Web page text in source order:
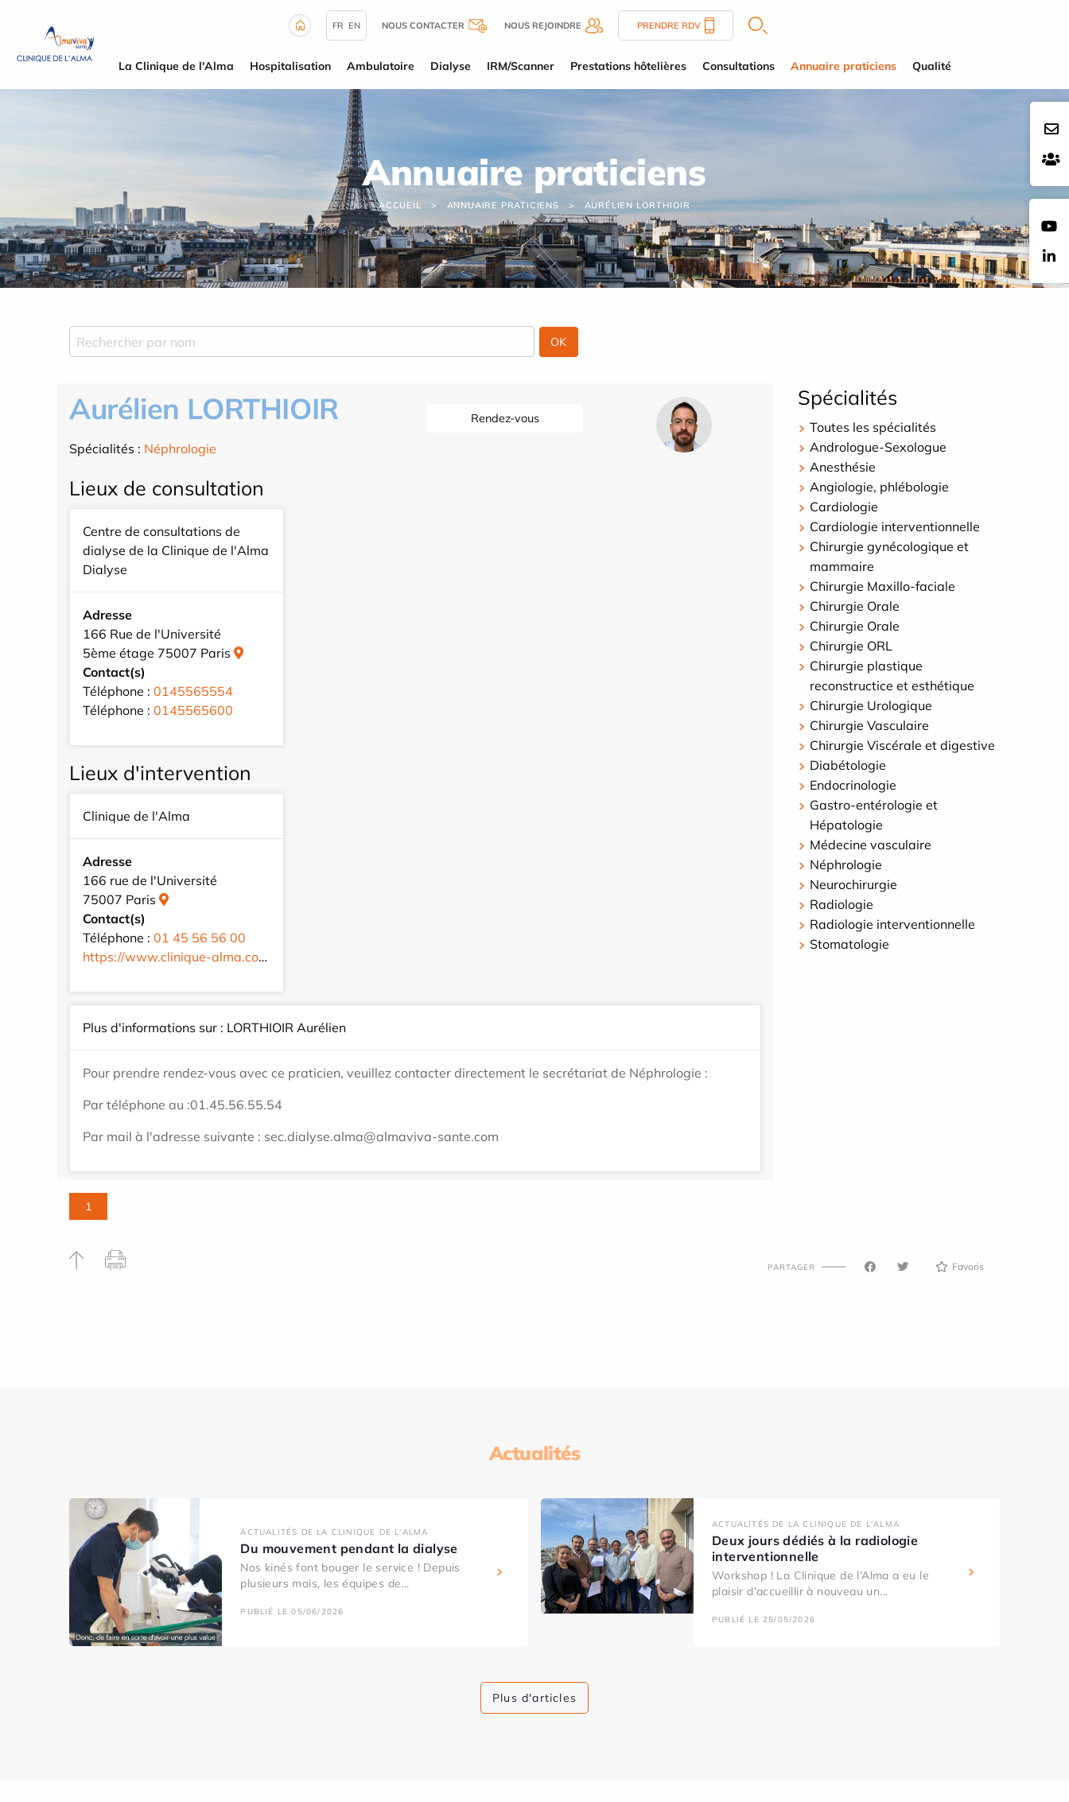
FR EN NOUS CONTACTER NOUS REJOINDRE PRENDRE RDV
La Clinique de l'Alma Hospitalisation Ambulatoire Dialyse IRM/Scanner Prestations hôtelières Consultations Annuaire praticiens Qualité
Annuaire praticiens
ACCUEIL ANNUAIRE PRATICIENS AURÉLIEN LORTHIOIR
Aurélien LORTHIOIR
Spécialités : Néphrologie
Rendez-vous
Lieux de consultation
Centre de consultations de
dialyse de la Clinique de l'Alma
Dialyse
Adresse
166 Rue de l'Université
5ème étage 75007 Paris
Contact(s)
Téléphone : 0145565554
Téléphone : 0145565600
Lieux d'intervention
Clinique de l'Alma
Adresse
166 rue de l'Université
75007 Paris
Contact(s)
Téléphone : 01 45 56 56 00
https://www.clinique-alma.com/fr/
Plus d'informations sur : LORTHIOIR Aurélien
Pour prendre rendez-vous avec ce praticien, veuillez contacter directement le secrétariat de Néphrologie :
Par téléphone au :01.45.56.55.54
Par mail à l'adresse suivante : sec.dialyse.alma@almaviva-sante.com
1
Spécialités
Toutes les spécialités
Andrologue-Sexologue
Anesthésie
Angiologie, phlébologie
Cardiologie
Cardiologie interventionnelle
Chirurgie gynécologique et
mammaire
Chirurgie Maxillo-faciale
Chirurgie Orale
Chirurgie Orale
Chirurgie ORL
Chirurgie plastique
reconstructice et esthétique
Chirurgie Urologique
Chirurgie Vasculaire
Chirurgie Viscérale et digestive
Diabétologie
Endocrinologie
Gastro-entérologie et
Hépatologie
Médecine vasculaire
Néphrologie
Neurochirurgie
Radiologie
Radiologie interventionnelle
Stomatologie
PARTAGER Favoris
Actualités
ACTUALITÉS DE LA CLINIQUE DE L'ALMA
Du mouvement pendant la dialyse
Nos kinés font bouger le service ! Depuis
plusieurs mois, les équipes de...
PUBLIÉ LE 05/06/2026
ACTUALITÉS DE LA CLINIQUE DE L'ALMA
Deux jours dédiés à la radiologie
interventionnelle
Workshop ! La Clinique de l’Alma a eu le
plaisir d'accueillir à nouveau un...
PUBLIÉ LE 25/05/2026
Plus d'articles